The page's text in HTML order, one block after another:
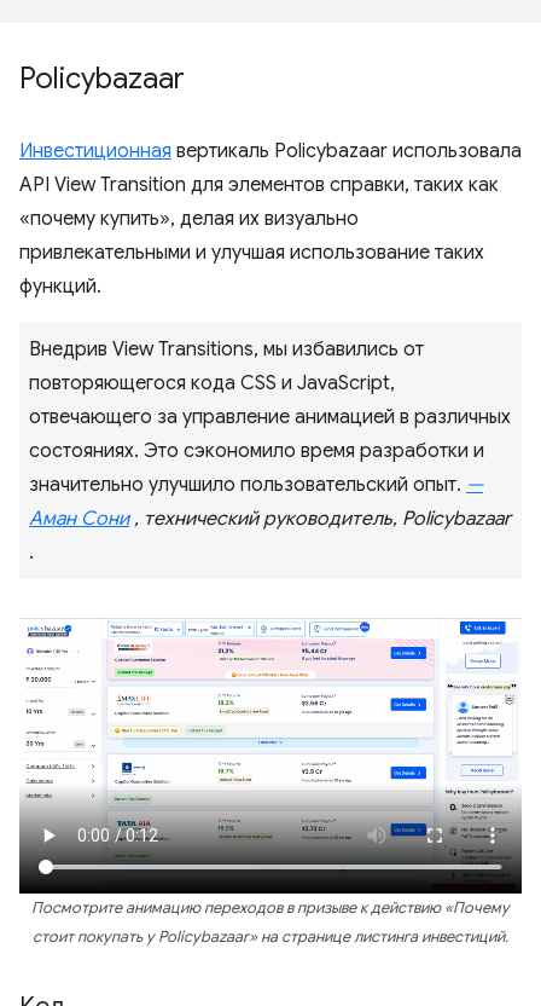
Policybazaar
Инвестиционная вертикаль Policybazaar использовала
API View Transition для элементов справки, таких как
«почему купить», делая их визуально
привлекательными и улучшая использование таких
функций.
Внедрив View Transitions, мы избавились от
повторяющегося кода CSS и JavaScript,
отвечающего за управление анимацией в различных
состояниях. Это сэкономило время разработки и
значительно улучшило пользовательский опыт. —
Аман Сони, технический руководитель, Policybazaar
.
Посмотрите анимацию переходов в призыве к действию «Почему
стоит покупать у Policybazaar» на странице листинга инвестиций.